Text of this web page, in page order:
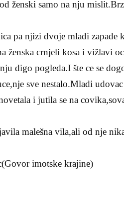
ženski samo na nju
pa njizi dvoje mladi zapade
ženska crnjeli kosa i vižlavi
digo pogleda.I šte ce se
sve nestalo.Mladi
i jutila se na
malešna vila,ali od nje
imotske krajine)